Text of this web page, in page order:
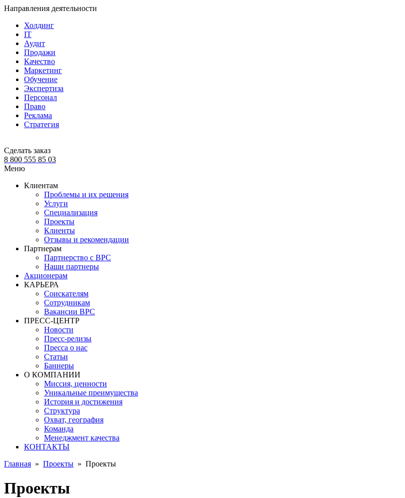
Направления деятельности
Холдинг
IT
Аудит
Продажи
Качество
Маркетинг
Обучение
Экспертиза
Персонал
Право
Реклама
Стратегия
Сделать заказ
8 800 555 85 03
Меню
Клиентам
Проблемы и их решения
Услуги
Специализация
Проекты
Клиенты
Отзывы и рекомендации
Партнерам
Партнерство с BPC
Наши партнеры
Акционерам
КАРЬЕРА
Соискателям
Сотрудникам
Вакансии BPC
ПРЕСС-ЦЕНТР
Новости
Пресс-релизы
Пресса о нас
Статьи
Баннеры
О КОМПАНИИ
Миссия, ценности
Уникальные преимущества
История и достижения
Структура
Охват, география
Команда
Менеджмент качества
КОНТАКТЫ
Главная » Проекты » Проекты
Проекты